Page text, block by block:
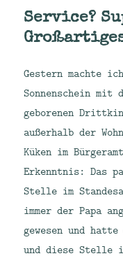
Service?
Gestern machte
Sonnenschein mit
geborenen
außerhalb der
Küken im
Erkenntnis: Das
Stelle im
immer der Papa
gewesen und
und diese Stelle